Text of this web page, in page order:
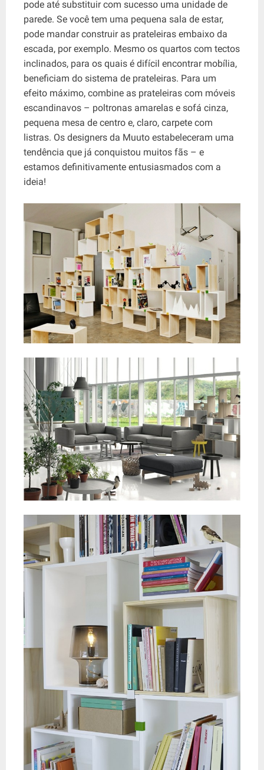
pode até substituir com sucesso uma unidade de
parede. Se você tem uma pequena sala de estar,
pode mandar construir as prateleiras embaixo da
escada, por exemplo. Mesmo os quartos com tectos
inclinados, para os quais é difícil encontrar mobília,
beneficiam do sistema de prateleiras. Para um
efeito máximo, combine as prateleiras com móveis
escandinavos – poltronas amarelas e sofá cinza,
pequena mesa de centro e, claro, carpete com
listras. Os designers da Muuto estabeleceram uma
tendência que já conquistou muitos fãs – e
estamos definitivamente entusiasmados com a
ideia!